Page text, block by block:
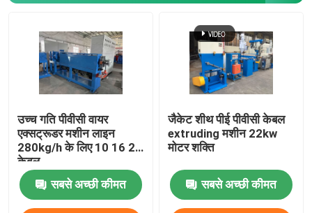
उच्च गति पीवीसी वायर
एक्सट्रूडर मशीन लाइन
280kg/h के लिए 10 16 25
केबल
सबसे अच्छी कीमत
जैकेट शीथ पीई पीवीसी केबल
extruding मशीन 22kw
मोटर शक्ति
सबसे अच्छी कीमत